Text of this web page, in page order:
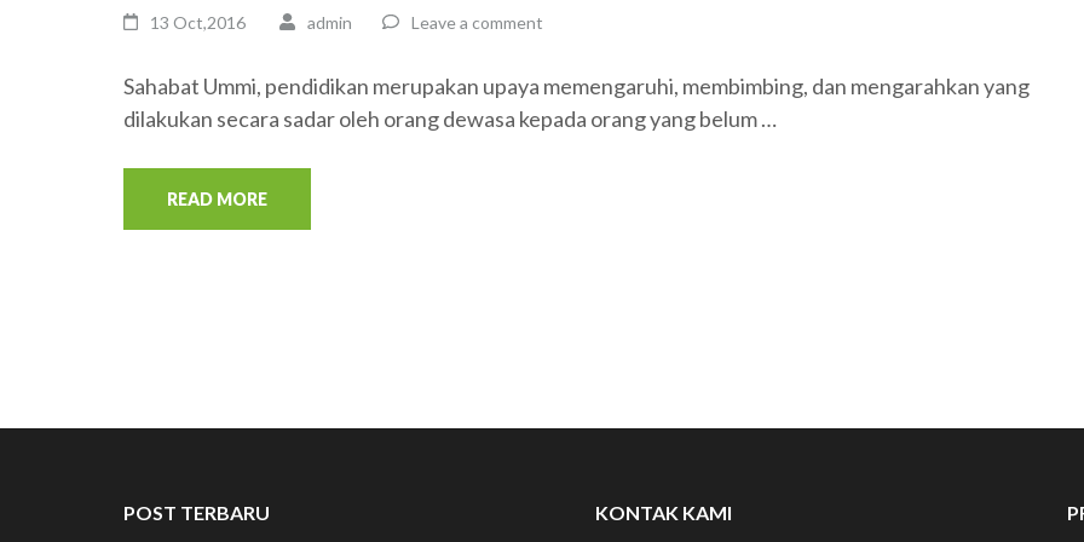
13 Oct,2016 admin Leave a comment
Sahabat Ummi, pendidikan merupakan upaya memengaruhi, membimbing, dan mengarahkan yang
dilakukan secara sadar oleh orang dewasa kepada orang yang belum …
READ MORE
POST TERBARU
KONTAK KAMI